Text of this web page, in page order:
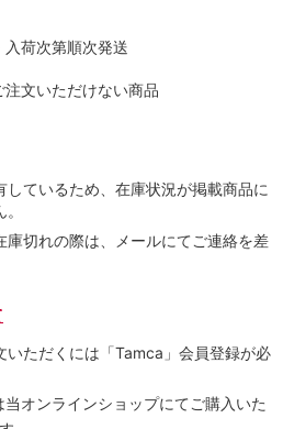
荷次第順次発送
文いただけない商品
しているため、在庫状況が掲載商品に
庫切れの際は、メールにてご連絡を差
いただくには「Tamca」会員登録が必
当オンラインショップにてご購⼊いた